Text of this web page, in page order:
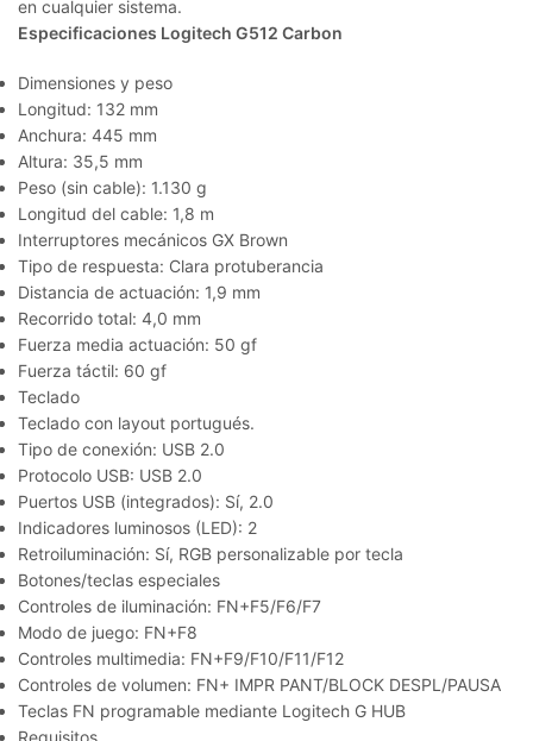
en cualquier sistema.
Especificaciones Logitech G512 Carbon
Dimensiones y peso
Longitud: 132 mm
Anchura: 445 mm
Altura: 35,5 mm
Peso (sin cable): 1.130 g
Longitud del cable: 1,8 m
Interruptores mecánicos GX Brown
Tipo de respuesta: Clara protuberancia
Distancia de actuación: 1,9 mm
Recorrido total: 4,0 mm
Fuerza media actuación: 50 gf
Fuerza táctil: 60 gf
Teclado
Teclado con layout portugués.
Tipo de conexión: USB 2.0
Protocolo USB: USB 2.0
Puertos USB (integrados): Sí, 2.0
Indicadores luminosos (LED): 2
Retroiluminación: Sí, RGB personalizable por tecla
Botones/teclas especiales
Controles de iluminación: FN+F5/F6/F7
Modo de juego: FN+F8
Controles multimedia: FN+F9/F10/F11/F12
Controles de volumen: FN+ IMPR PANT/BLOCK DESPL/PAUSA
Teclas FN programable mediante Logitech G HUB
Requisitos